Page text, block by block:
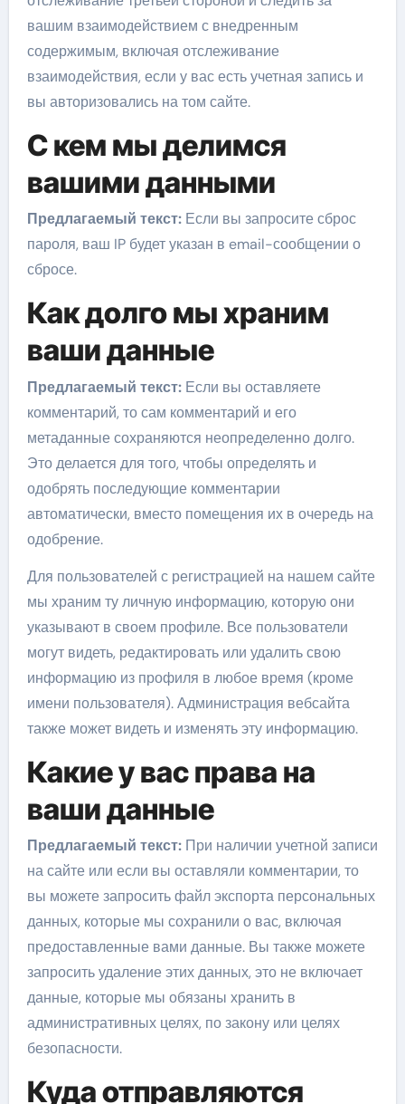
вашим взаимодействием с внедренным
содержимым, включая отслеживание
взаимодействия, если у вас есть учетная запись и
вы авторизовались на том сайте.
С кем мы делимся
вашими данными
Предлагаемый текст: Если вы запросите сброс
пароля, ваш IP будет указан в email-сообщении о
сбросе.
Как долго мы храним
ваши данные
Предлагаемый текст: Если вы оставляете
комментарий, то сам комментарий и его
метаданные сохраняются неопределенно долго.
Это делается для того, чтобы определять и
одобрять последующие комментарии
автоматически, вместо помещения их в очередь на
одобрение.
Для пользователей с регистрацией на нашем сайте
мы храним ту личную информацию, которую они
указывают в своем профиле. Все пользователи
могут видеть, редактировать или удалить свою
информацию из профиля в любое время (кроме
имени пользователя). Администрация вебсайта
также может видеть и изменять эту информацию.
Какие у вас права на
ваши данные
Предлагаемый текст: При наличии учетной записи
на сайте или если вы оставляли комментарии, то
вы можете запросить файл экспорта персональных
данных, которые мы сохранили о вас, включая
предоставленные вами данные. Вы также можете
запросить удаление этих данных, это не включает
данные, которые мы обязаны хранить в
административных целях, по закону или целях
безопасности.
Куда отправляются